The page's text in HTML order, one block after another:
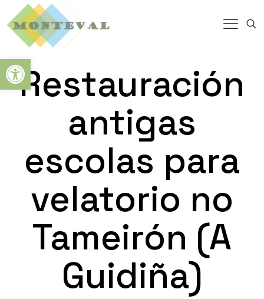
Abrir barra de herramientas
Restauración
antigas
escolas para
velatorio no
Tameirón (A
Guidiña)